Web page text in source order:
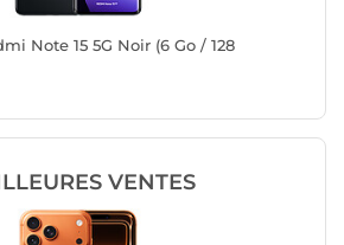
Note 15 5G Noir (6 Go / 128
VENTES